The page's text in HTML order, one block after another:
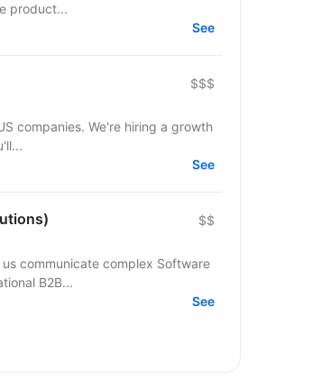
product...
See
$$$
companies. We're hiring a growth
channel: AI search. You'll...
See
$$
communicate complex Software
B2B...
See